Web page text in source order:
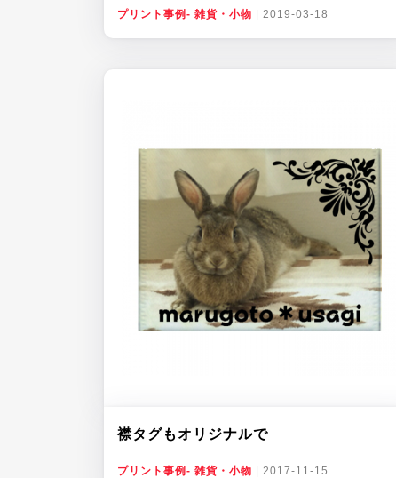
プリント事例- 雑貨・小物 2019-03-18
襟タグもオリジナルで
プリント事例- 雑貨・小物 2017-11-15